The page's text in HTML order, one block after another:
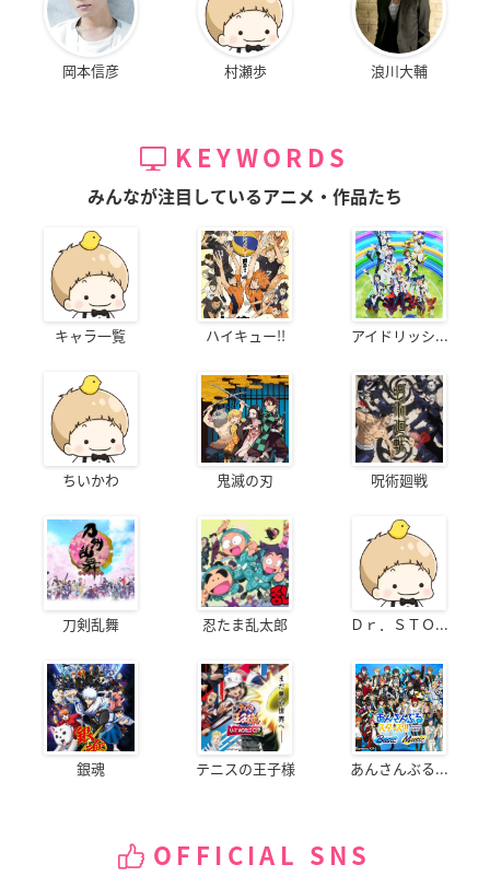
岡本信彦 村瀬歩 浪川大輔
KEYWORDS
みんなが注目しているアニメ・作品たち
キャラ一覧 ハイキュー!! アイドリッシ...
ちいかわ 鬼滅の刃 呪術廻戦
刀剣乱舞 忍たま乱太郎 Ｄｒ．ＳＴＯ...
銀魂 テニスの王子様 あんさんぶる...
OFFICIAL SNS